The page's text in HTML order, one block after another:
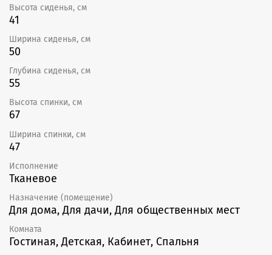
Высота сиденья, см
41
Ширина сиденья, см
50
Глубина сиденья, см
55
Высота спинки, см
67
Ширина спинки, см
47
Исполнение
Тканевое
Назначение (помещение)
Для дома, Для дачи, Для общественных мест
Комната
Гостиная, Детская, Кабинет, Спальня